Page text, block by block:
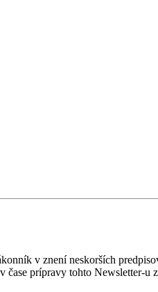
v znení neskorších
prípravy tohto Newsletter-